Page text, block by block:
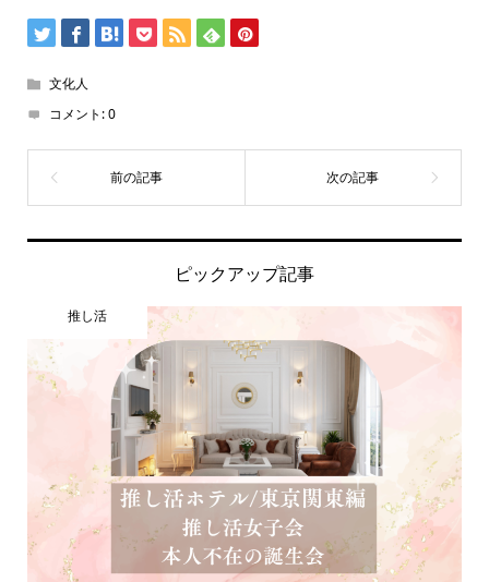
文化人
コメント:0
ピックアップ記事
推し活